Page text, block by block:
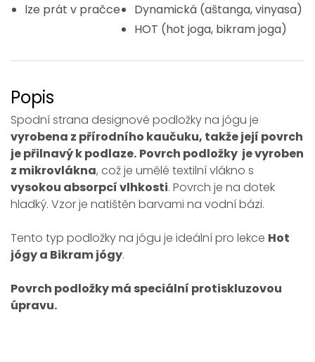
lze prát v pračce
Dynamická (aštanga, vinyasa)
HOT (hot joga, bikram joga)
Popis
Spodní strana designové podložky na jógu je
vyrobena z přírodního kaučuku, takže její povrch
je přilnavý k podlaze. Povrch podložky je vyroben
z mikrovlákna, což je umělé textilní vlákno s
vysokou absorpcí vlhkosti. Povrch je na dotek
hladký. Vzor je natištěn barvami na vodní bázi.
Tento typ podložky na jógu je ideální pro lekce Hot
jógy a Bikram jógy.
Povrch podložky má speciální protiskluzovou
úpravu.